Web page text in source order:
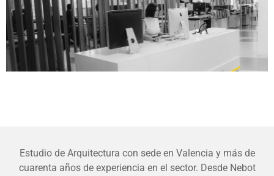
Estudio de Arquitectura con sede en Valencia y más de
cuarenta años de experiencia en el sector. Desde Nebot